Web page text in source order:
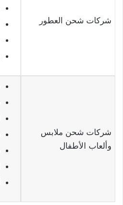
شركات شحن العطور
شركات شحن ملابس
وألعاب الأطفال